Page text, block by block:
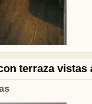
terraza vistas